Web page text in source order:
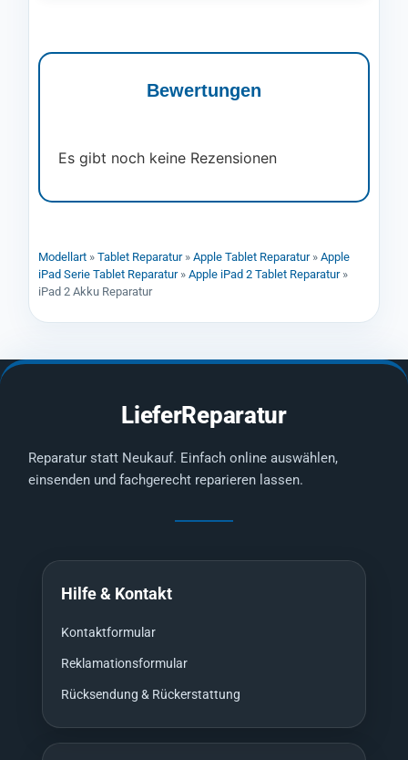
Bewertungen
Es gibt noch keine Rezensionen
Modellart » Tablet Reparatur» Apple Tablet Reparatur» Apple
iPad Serie Tablet Reparatur» Apple iPad 2 Tablet Reparatur»
iPad 2 Akku Reparatur
LieferReparatur
Reparatur statt Neukauf. Einfach online auswählen,
einsenden und fachgerecht reparieren lassen.
Hilfe & Kontakt
Kontaktformular
Reklamationsformular
Rücksendung & Rückerstattung